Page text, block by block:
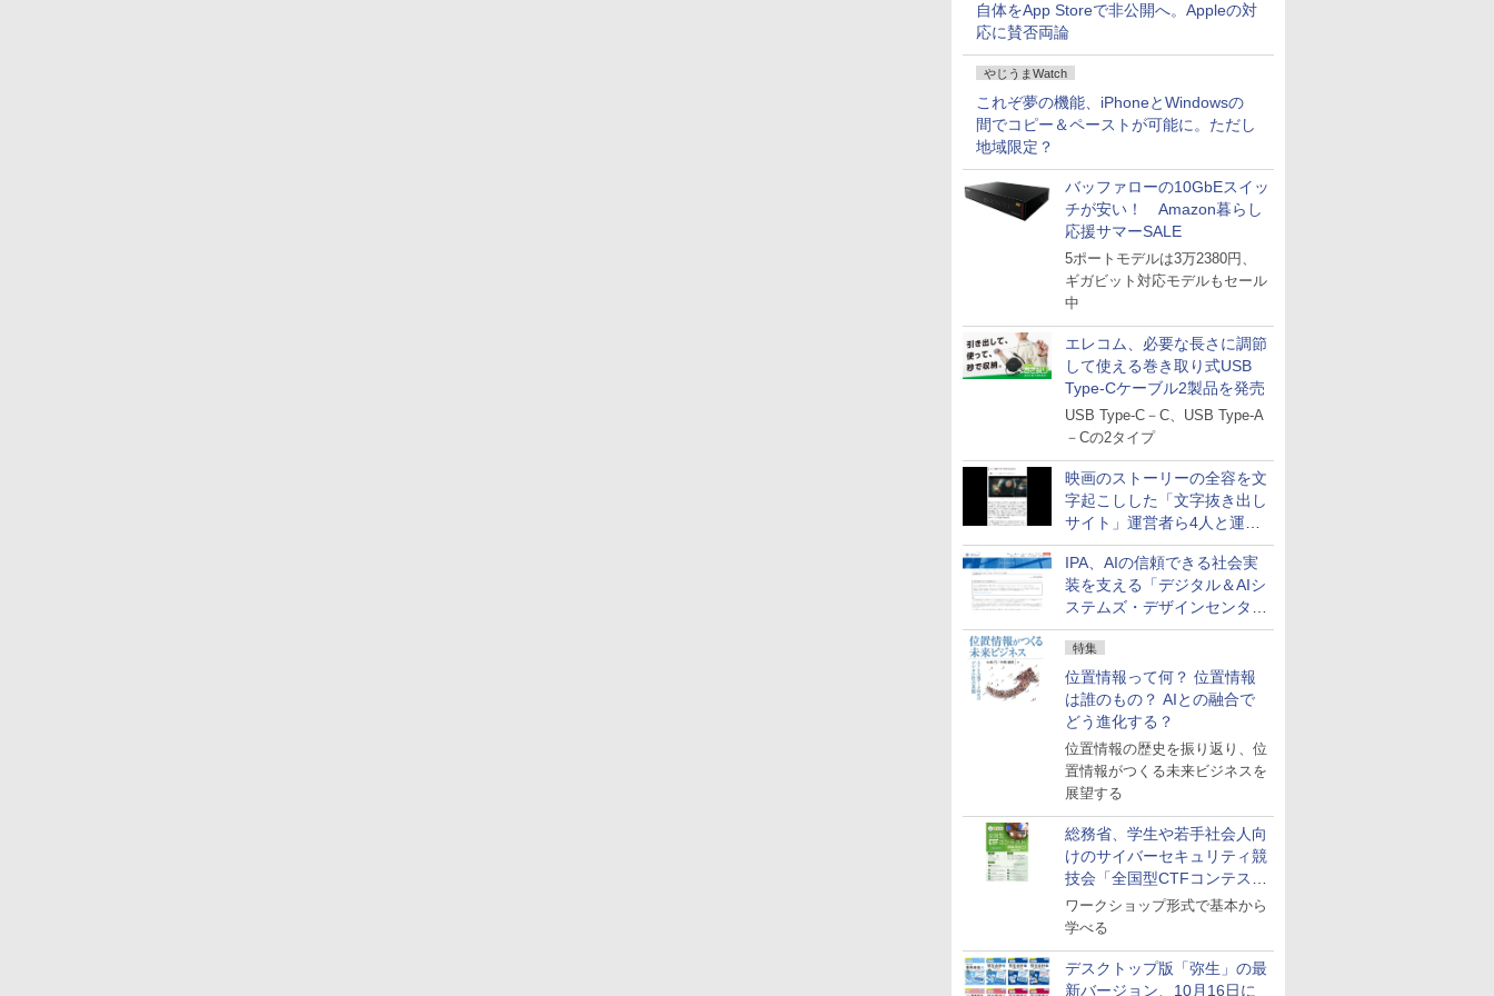
自体をApp Storeで非公開へ。Appleの対
応に賛否両論
やじうまWatch
これぞ夢の機能、iPhoneとWindowsの
間でコピー＆ペーストが可能に。ただし
地域限定？
バッファローの10GbEスイッ
チが安い！ Amazon暮らし
応援サマーSALE
5ポートモデルは3万2380円、
ギガビット対応モデルもセール
中
エレコム、必要な長さに調節
して使える巻き取り式USB
Type-Cケーブル2製品を発売
USB Type-C－C、USB Type-A
－Cの2タイプ
映画のストーリーの全容を文
字起こしした「文字抜き出し
サイト」運営者ら4人と運営
法人に有罪判決
IPA、AIの信頼できる社会実
装を支える「デジタル＆AIシ
ステムズ・デザインセンタ
ー」新設
特集
位置情報って何？ 位置情報
は誰のもの？ AIとの融合で
どう進化する？
位置情報の歴史を振り返り、位
置情報がつくる未来ビジネスを
展望する
総務省、学生や若手社会人向
けのサイバーセキュリティ競
技会「全国型CTFコンテス
ト」を10月に開催、参加受付
中
ワークショップ形式で基本から
学べる
デスクトップ版「弥生」の最
新バージョン、10月16日に